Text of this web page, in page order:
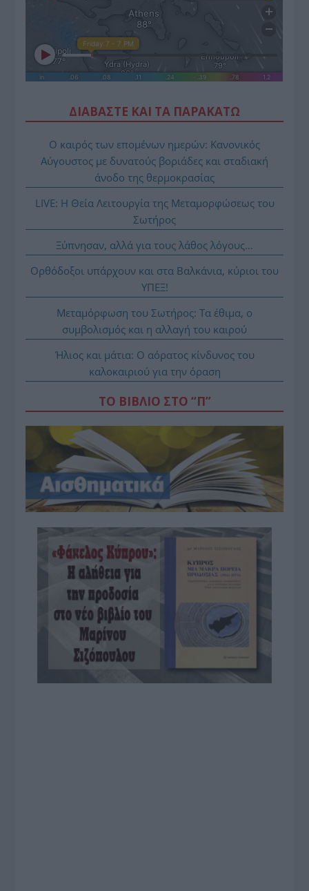
ΔΙΑΒΑΣΤΕ ΚΑΙ ΤΑ ΠΑΡΑΚΑΤΩ
Ο καιρός των επομένων ημερών: Κανονικός
Αύγουστος με δυνατούς βοριάδες και σταδιακή
άνοδο της θερμοκρασίας
LIVE: Η Θεία Λειτουργία της Μεταμορφώσεως του
Σωτήρος
Ξύπνησαν, αλλά για τους λάθος λόγους…
Ορθόδοξοι υπάρχουν και στα Βαλκάνια, κύριοι του
ΥΠΕΞ!
Μεταμόρφωση του Σωτήρος: Τα έθιμα, ο
συμβολισμός και η αλλαγή του καιρού
Ήλιος και μάτια: Ο αόρατος κίνδυνος του
καλοκαιριού για την όραση
ΤΟ ΒΙΒΛΙΟ ΣΤΟ “Π”